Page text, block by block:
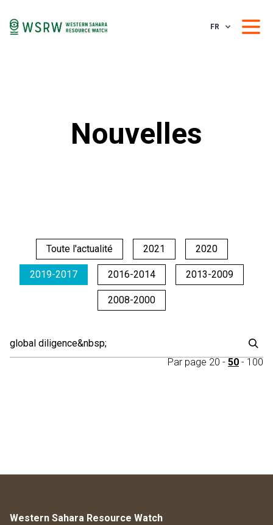
FR
Nouvelles
Toute l'actualité 2021 2020
2019-2017 2016-2014 2013-2009
2008-2000
Par page 20 - 50 - 100
Western Sahara Resource Watch